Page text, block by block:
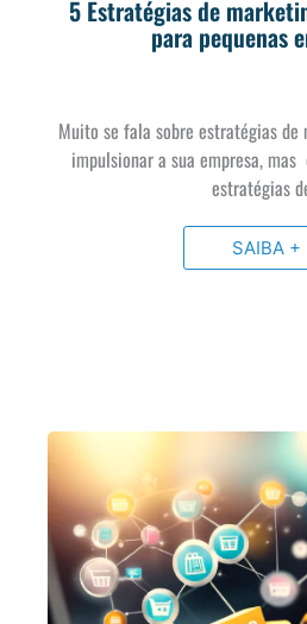
5 Estratégias de
para pequenas
Muito se fala sobre estratégias de
impulsionar a sua empresa,
estratégias
SAIBA +